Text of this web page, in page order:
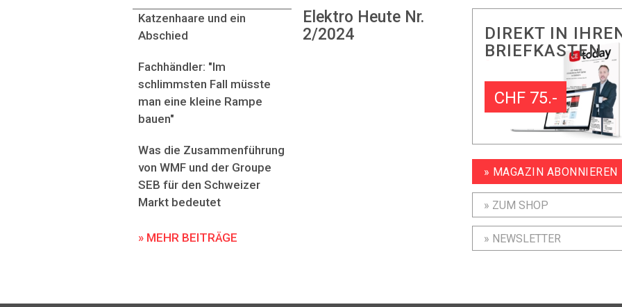
Elektro Heute Nr.
2/2024
Katzenhaare und ein
Abschied
Fachhändler: "Im
schlimmsten Fall müsste
man eine kleine Rampe
bauen"
Was die Zusammenführung
von WMF und der Groupe
SEB für den Schweizer
Markt bedeutet
» MEHR BEITRÄGE
DIREKT IN
BRIEFKASTEN
CHF 75.-
» MAGAZIN ABONNIEREN
» ZUM SHOP
» NEWSLETTER